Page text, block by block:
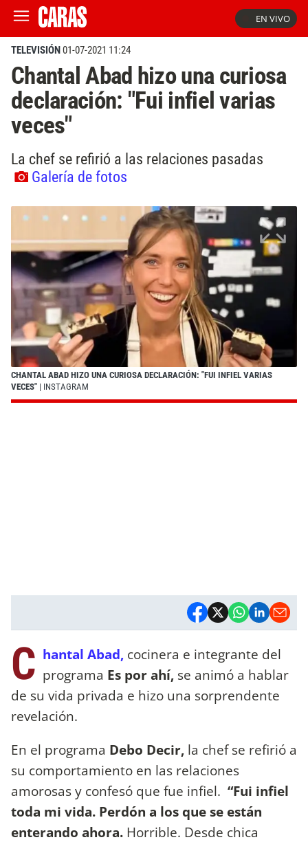
EN VIVO
TELEVISIÓN01-07-2021 11:24
Chantal Abad hizo una curiosa
declaración: "Fui infiel varias
veces"
La chef se refirió a las relaciones pasadas
Galería de fotos
CHANTAL ABAD HIZO UNA CURIOSA DECLARACIÓN: "FUI INFIEL VARIAS
VECES" | INSTAGRAM
C hantal Abad, cocinera e integrante del
programa Es por ahí, se animó a hablar
de su vida privada e hizo una sorprendente
revelación.
En el programa Debo Decir, la chef se refirió a
su comportamiento en las relaciones
amorosas y confesó que fue infiel. “Fui infiel
toda mi vida. Perdón a los que se están
enterando ahora. Horrible. Desde chica